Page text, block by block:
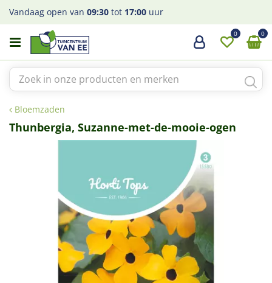
a
Bloemzaden
Vandaag open van 09:30 tot 17:00 uur
Thunbergia, Suzanne-met-de-mooie-ogen